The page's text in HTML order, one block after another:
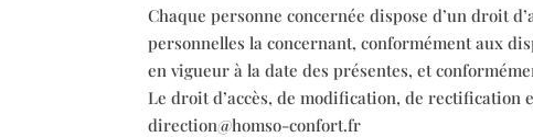
Chaque personne concernée dispose d’un droit
personnelles la concernant, conformément aux
en vigueur à la date des présentes, et
Le droit d’accès, de modification, de rectification
direction@homso-confort.fr